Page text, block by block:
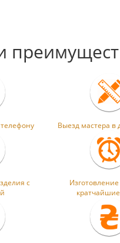
Выезд мастера в
с
Изготовление